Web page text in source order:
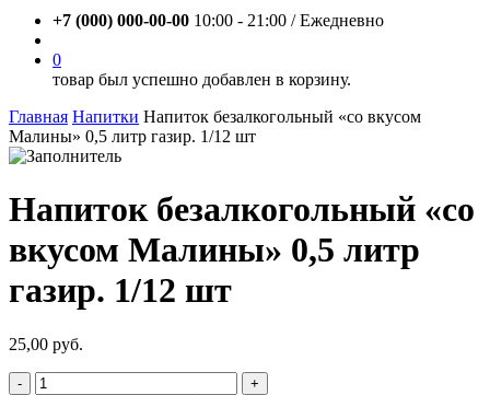
+7 (000) 000-00-00 10:00 - 21:00 / Eжедневно
0
товар был успешно добавлен в корзину.
Главная Напитки Напиток безалкогольный «со вкусом
Малины» 0,5 литр газир. 1/12 шт
Напиток безалкогольный «со
вкусом Малины» 0,5 литр
газир. 1/12 шт
25,00 руб.
Количество